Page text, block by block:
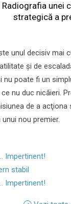
Radiografia unei
strategică a
unul decisiv mai
şi de
nu poate fi un
nu duc nicăieri.
de a acţiona
nou premier.
Impertinent!
stabil
Impertinent!